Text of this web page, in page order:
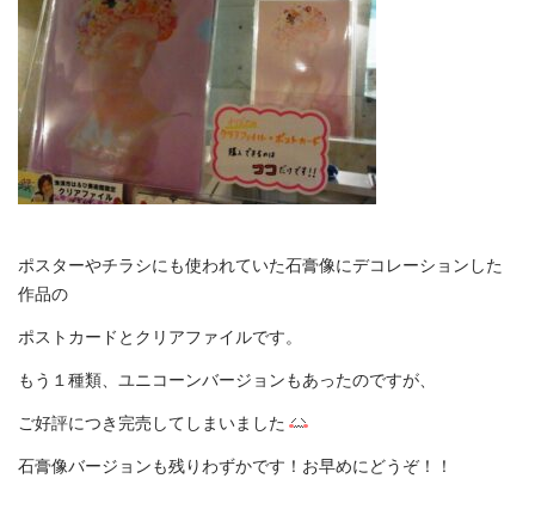
ポスターやチラシにも使われていた石膏像にデコレーションした
作品の
ポストカードとクリアファイルです。
もう１種類、ユニコーンバージョンもあったのですが、
ご好評につき完売してしまいました
石膏像バージョンも残りわずかです！お早めにどうぞ！！